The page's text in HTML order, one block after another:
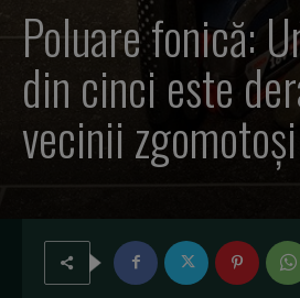
Poluare fonică:
din cinci este
vecinii zgomotoşi